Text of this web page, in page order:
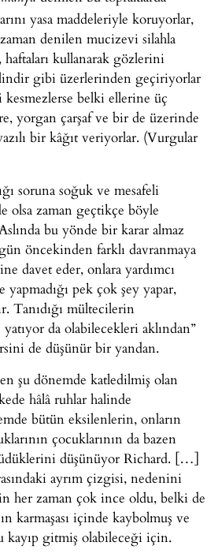
yasa maddeleriyle koruyorlar,
denilen mucizevi silahla
haftaları kullanarak gözlerini
gibi üzerlerinden geçiriyorlar
kesmezlerse belki ellerine üç
yorgan çarşaf ve bir de üzerinde
bir kâğıt veriyorlar. (Vurgular
soruna soğuk ve mesafeli
olsa zaman geçtikçe böyle
bu yönde bir karar almaz
öncekinden farklı davranmaya
davet eder, onlara yardımcı
pek çok şey yapar,
Tanıdığı mültecilerin
da olabilecekleri aklından”
de düşünür bir yandan.
şu dönemde katledilmiş olan
hâlâ ruhlar halinde
bütün eksilenlerin, onların
çocuklarının da bazen
düşünüyor Richard. […]
ayrım çizgisi, nedenini
her zaman çok ince oldu, belki de
karmaşası içinde kaybolmuş ve
kayıp gitmiş olabileceği için.